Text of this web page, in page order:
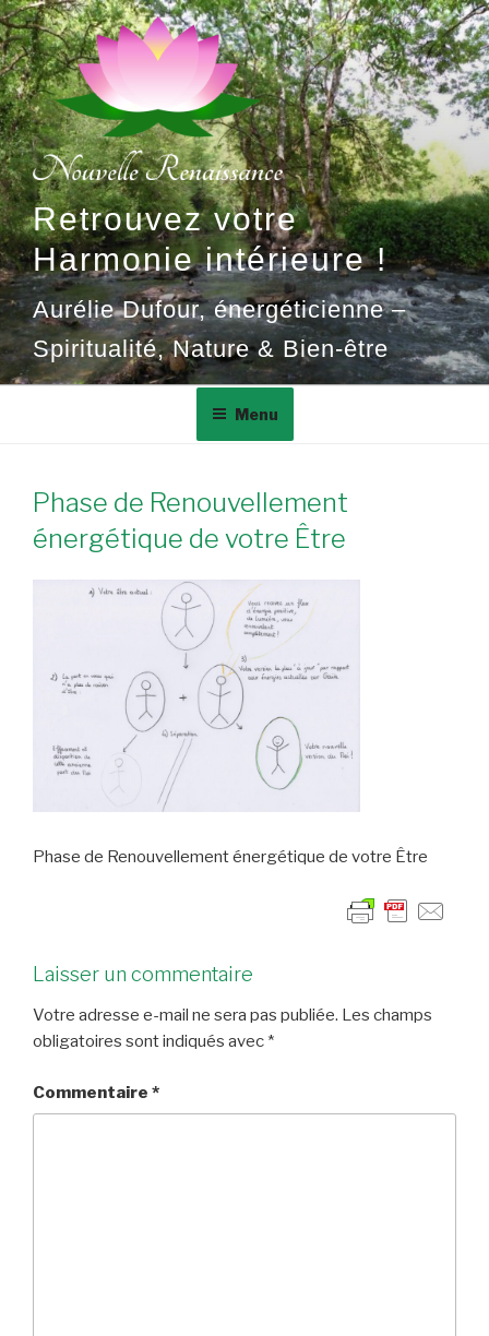
Aller
au
contenu
principal
Retrouvez votre
Harmonie intérieure !
Aurélie Dufour, énergéticienne –
Spiritualité, Nature & Bien-être
Menu
Phase de Renouvellement
énergétique de votre Être
Phase de Renouvellement énergétique de votre Être
Laisser un commentaire
Votre adresse e-mail ne sera pas publiée. Les champs
obligatoires sont indiqués avec *
Commentaire *